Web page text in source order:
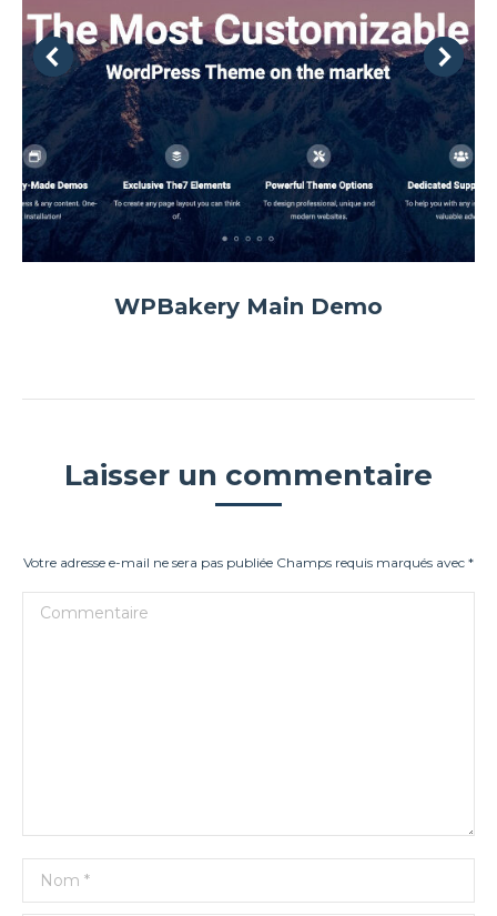
WPBakery Main Demo
Laisser un commentaire
Votre adresse e-mail ne sera pas publiée Champs requis marqués avec *
Commentaire
Nom *